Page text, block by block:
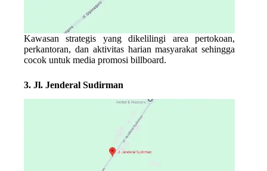
Kawasan strategis yang dikelilingi area pertokoan,
perkantoran, dan aktivitas harian masyarakat sehingga
cocok untuk media promosi billboard.
3. Jl. Jenderal Sudirman